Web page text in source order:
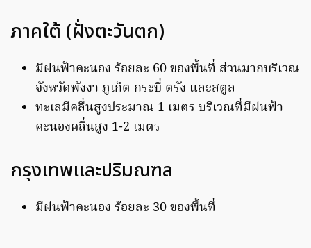
ภาคใต้ (ฝั่งตะวันตก)
มีฝนฟ้าคะนอง ร้อยละ 60 ของพื้นที่ ส่วนมากบริเวณ
จังหวัดพังงา ภูเก็ต กระบี่ ตรัง และสตูล
ทะเลมีคลื่นสูงประมาณ 1 เมตร บริเวณที่มีฝนฟ้า
คะนองคลื่นสูง 1-2 เมตร
กรุงเทพและปริมณฑล
มีฝนฟ้าคะนอง ร้อยละ 30 ของพื้นที่